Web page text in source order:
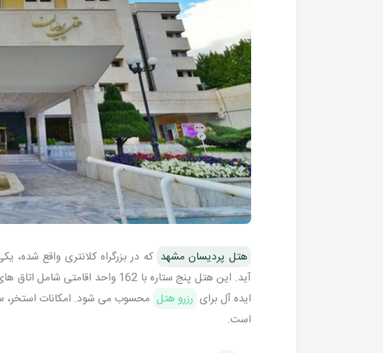
هتل پردیسان مشهد که در بزرگراه کلانتری واقع
آید. این هتل پنج ستاره با 162
ایده آل برای رزرو هتل محسوب می شود. امکانات استخر،
است.